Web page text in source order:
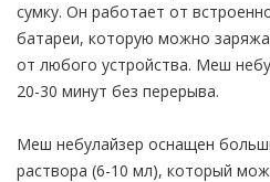
сумку. Он работает от
батареи, которую можно
от любого устройства. Меш
20-30 минут без перерыва.
Меш небулайзер оснащен
раствора (6-10 мл), который